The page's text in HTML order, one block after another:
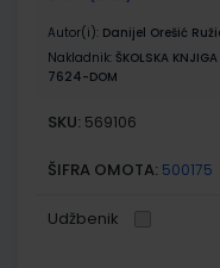
Autor(i): Danijel Orešić
Nakladnik: ŠKOLSKA
7624-DOM
SKU: 569106
ŠIFRA OMOTA: 500175
Udžbenik